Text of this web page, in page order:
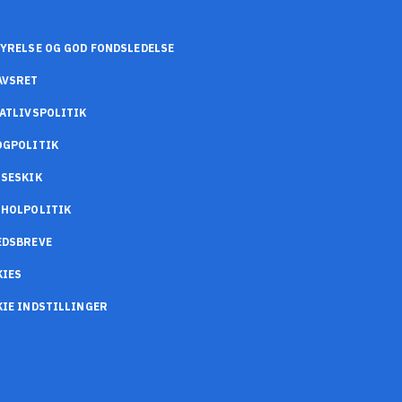
OG GOD FONDSLEDELSE
INDSTILLINGER